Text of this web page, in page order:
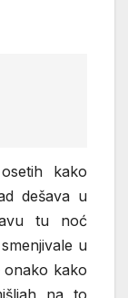
kako
dešava u
tu noć
u
onako kako